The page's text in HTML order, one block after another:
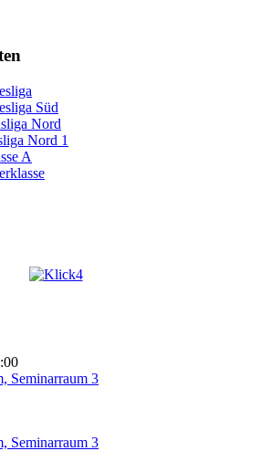
Süd
Nord
Nord 1
A
Seminarraum 3
Seminarraum 3